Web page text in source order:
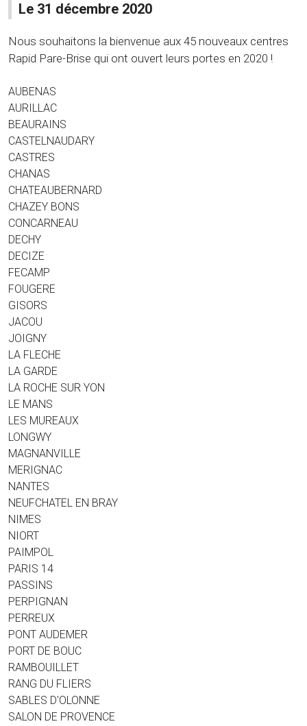
Le 31 décembre 2020
Nous souhaitons la bienvenue aux 45 nouveaux centres
Rapid Pare-Brise qui ont ouvert leurs portes en 2020 !
AUBENAS
AURILLAC
BEAURAINS
CASTELNAUDARY
CASTRES
CHANAS
CHATEAUBERNARD
CHAZEY BONS
CONCARNEAU
DECHY
DECIZE
FECAMP
FOUGERE
GISORS
JACOU
JOIGNY
LA FLECHE
LA GARDE
LA ROCHE SUR YON
LE MANS
LES MUREAUX
LONGWY
MAGNANVILLE
MERIGNAC
NANTES
NEUFCHATEL EN BRAY
NIMES
NIORT
PAIMPOL
PARIS 14
PASSINS
PERPIGNAN
PERREUX
PONT AUDEMER
PORT DE BOUC
RAMBOUILLET
RANG DU FLIERS
SABLES D'OLONNE
SALON DE PROVENCE